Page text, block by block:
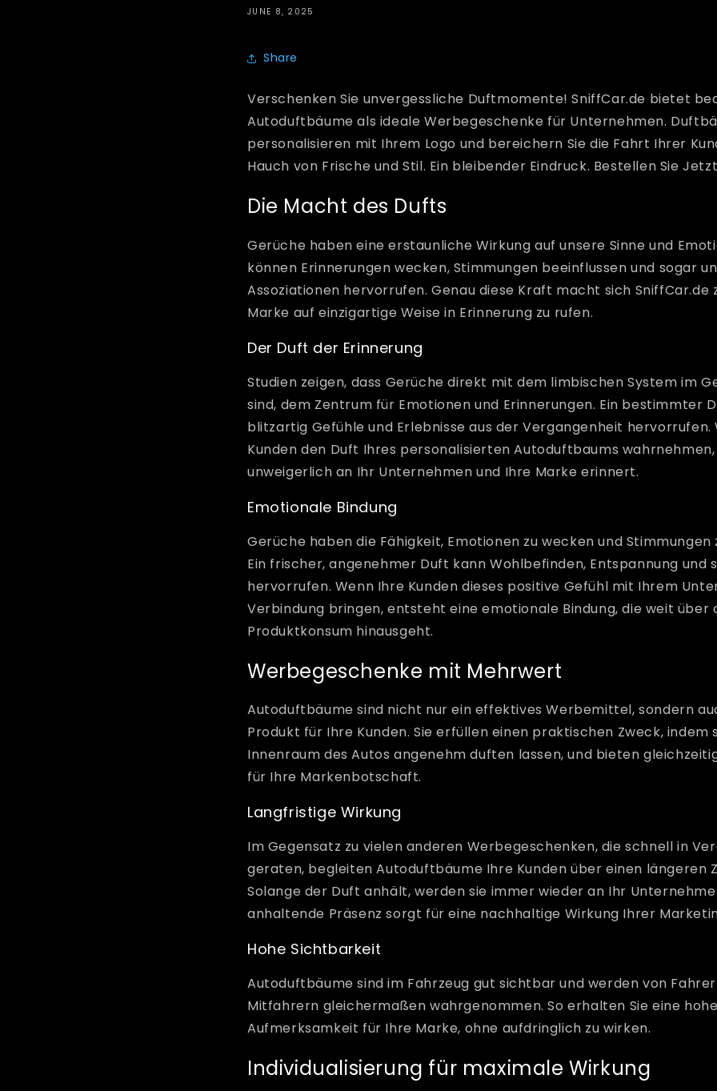
JUNE 8, 2025
Share
Verschenken Sie unvergessliche Duftmomente! SniffCar.de bietet
Autoduftbäume als ideale Werbegeschenke für Unternehmen.
personalisieren mit Ihrem Logo und bereichern Sie die Fahrt Ihrer
Hauch von Frische und Stil. Ein bleibender Eindruck. Bestellen Sie
Die Macht des Dufts
Gerüche haben eine erstaunliche Wirkung auf unsere Sinne und
können Erinnerungen wecken, Stimmungen beeinflussen und sogar
Assoziationen hervorrufen. Genau diese Kraft macht sich SniffCar.de
Marke auf einzigartige Weise in Erinnerung zu rufen.
Der Duft der Erinnerung
Studien zeigen, dass Gerüche direkt mit dem limbischen System im
sind, dem Zentrum für Emotionen und Erinnerungen. Ein bestimmter
blitzartig Gefühle und Erlebnisse aus der Vergangenheit hervorrufen.
Kunden den Duft Ihres personalisierten Autoduftbaums
unweigerlich an Ihr Unternehmen und Ihre Marke erinnert.
Emotionale Bindung
Gerüche haben die Fähigkeit, Emotionen zu wecken und Stimmungen
Ein frischer, angenehmer Duft kann Wohlbefinden, Entspannung und
hervorrufen. Wenn Ihre Kunden dieses positive Gefühl mit Ihrem
Verbindung bringen, entsteht eine emotionale Bindung, die weit über
Produktkonsum hinausgeht.
Werbegeschenke mit Mehrwert
Autoduftbäume sind nicht nur ein effektives Werbemittel, sondern
Produkt für Ihre Kunden. Sie erfüllen einen praktischen Zweck, indem
Innenraum des Autos angenehm duften lassen, und bieten
für Ihre Markenbotschaft.
Langfristige Wirkung
Im Gegensatz zu vielen anderen Werbegeschenken, die schnell in
geraten, begleiten Autoduftbäume Ihre Kunden über einen längeren
Solange der Duft anhält, werden sie immer wieder an Ihr
anhaltende Präsenz sorgt für eine nachhaltige Wirkung Ihrer
Hohe Sichtbarkeit
Autoduftbäume sind im Fahrzeug gut sichtbar und werden von
Mitfahrern gleichermaßen wahrgenommen. So erhalten Sie eine
Aufmerksamkeit für Ihre Marke, ohne aufdringlich zu wirken.
Individualisierung für maximale Wirkung